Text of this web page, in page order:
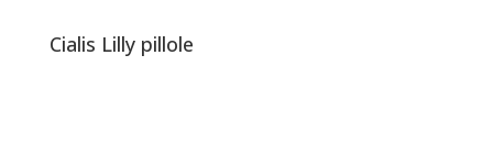
Cialis Lilly pillole